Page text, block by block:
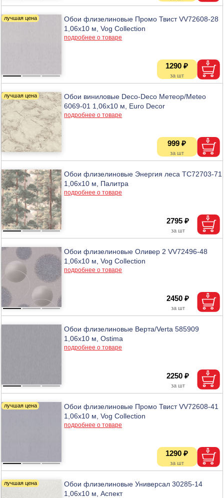
Обои флизелиновые Промо Твист VV72608-28
1,06х10 м, Vog Collection
подробнее о товаре
1290 ₽
Обои виниловые Deco-Deco Метеор/Meteo
6069-01 1,06х10 м, Euro Decor
подробнее о товаре
999 ₽
Обои флизелиновые Энергия леса TC72703-71
1,06х10 м, Палитра
подробнее о товаре
2795 ₽
Обои флизелиновые Оливер 2 VV72496-48
1,06х10 м, Vog Collection
подробнее о товаре
2450 ₽
Обои флизелиновые Верта/Verta 585909
1,06х10 м, Ostima
подробнее о товаре
2250 ₽
Обои флизелиновые Промо Твист VV72608-41
1,06х10 м, Vog Collection
подробнее о товаре
1290 ₽
Обои флизелиновые Универсал 30285-14
1,06х10 м, Аспект